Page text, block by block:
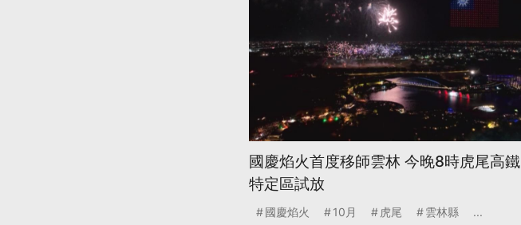
國慶焰火首度移師雲林 今晚8時虎尾高鐵
特定區試放
國慶焰火 10月 虎尾 雲林縣 ...